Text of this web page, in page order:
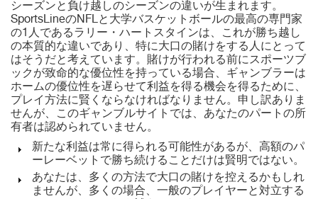
シーズンと負け越しのシーズンの違いが生まれます。
SportsLineのNFLと大学バスケットボールの最高の専門家
の1人であるラリー・ハートスタインは、これが勝ち越し
の本質的な違いであり、特に大口の賭けをする人にとって
はそうだと考えています。賭けが行われる前にスポーツブ
ックが致命的な優位性を持っている場合、ギャンブラーは
ホームの優位性を遅らせて利益を得る機会を得るために、
プレイ方法に賢くならなければなりません。申し訳ありま
せんが、このギャンブルサイトでは、あなたのパートの所
有者は認められていません。
新たな利益は常に得られる可能性があるが、高額のパ
ーレーベットで勝ち続けることだけは賢明ではない。
あなたは、多くの方法で大口の賭けを控えるかもしれ
ませんが、多くの場合、一般のプレイヤーと対立する